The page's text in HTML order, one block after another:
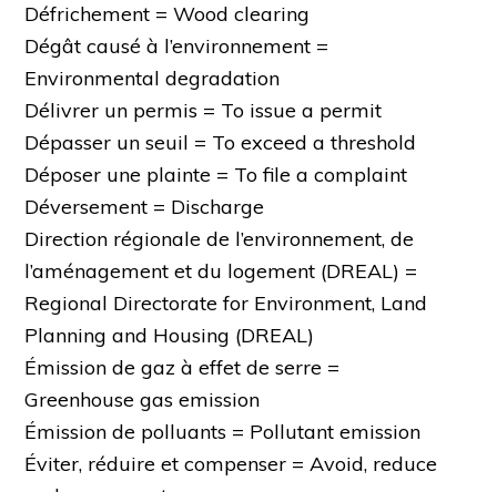
Défrichement = Wood clearing
Dégât causé à l’environnement =
Environmental degradation
Délivrer un permis = To issue a permit
Dépasser un seuil = To exceed a threshold
Déposer une plainte = To file a complaint
Déversement = Discharge
Direction régionale de l’environnement, de
l’aménagement et du logement (DREAL) =
Regional Directorate for Environment, Land
Planning and Housing (DREAL)
Émission de gaz à effet de serre =
Greenhouse gas emission
Émission de polluants = Pollutant emission
Éviter, réduire et compenser = Avoid, reduce